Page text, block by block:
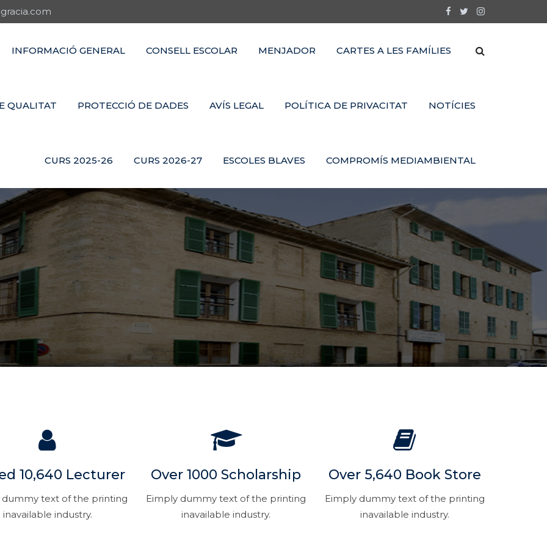
INFORMACIÓ GENERAL CONSELL ESCOLAR MENJADOR CARTES A LES FAMÍLIES
QUALITAT PROTECCIÓ DE DADES AVÍS LEGAL POLÍTICA DE PRIVACITAT NOTÍCIES
CURS 2025-26 CURS 2026-27 ESCOLES BLAVES COMPROMÍS MEDIAMBIENTAL
10,640 Lecturer
dummy text of the printing
inavailable industry.
Over 1000 Scholarship
Eimply dummy text of the printing
inavailable industry.
Over 5,640 Book Store
Eimply dummy text of the printing
inavailable industry.